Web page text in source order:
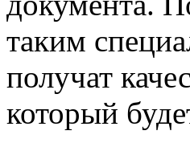
таким
получат
который